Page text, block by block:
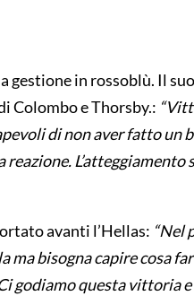
gestione in rossoblù. Il suo
Colombo e Thorsby.:
di non aver fatto un
L’atteggiamento
avanti l’Hellas: “Nel
bisogna capire cosa
godiamo questa vittoria e